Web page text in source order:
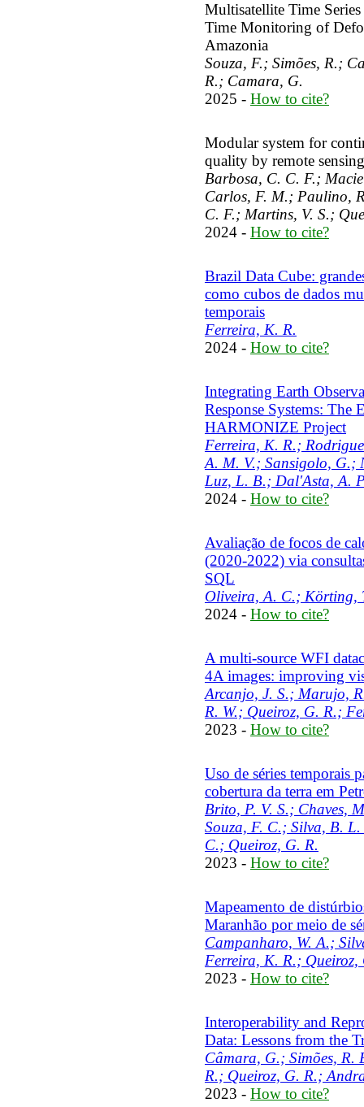
Multisatellite Time
Time Monitoring of
Amazonia
Souza, F.; Simões, R.;
R.; Camara, G.
2025 - How to cite?
Modular system for
quality by remote
Barbosa, C. C. F.;
Carlos, F. M.; Paulino,
C. F.; Martins, V. S.;
2024 - How to cite?
Brazil Data Cube:
como cubos de dados
temporais
Ferreira, K. R.
2024 - How to cite?
Integrating Earth
Response Systems:
HARMONIZE Project
Ferreira, K. R.;
A. M. V.; Sansigolo, G.;
Luz, L. B.; Dal'Asta, A.
2024 - How to cite?
Avaliação de focos de
(2020-2022) via
SQL
Oliveira, A. C.; Körting,
2024 - How to cite?
A multi-source WFI
4A images: improving
Arcanjo, J. S.; Marujo,
R. W.; Queiroz, G. R.;
2023 - How to cite?
Uso de séries temporais
cobertura da terra em
Brito, P. V. S.; Chaves,
Souza, F. C.; Silva, B.
C.; Queiroz, G. R.
2023 - How to cite?
Mapeamento de
Maranhão por meio de
Campanharo, W. A.;
Ferreira, K. R.; Queiroz,
2023 - How to cite?
Interoperability and
Data: Lessons from the
Câmara, G.; Simões,
R.; Queiroz, G. R.;
2023 - How to cite?